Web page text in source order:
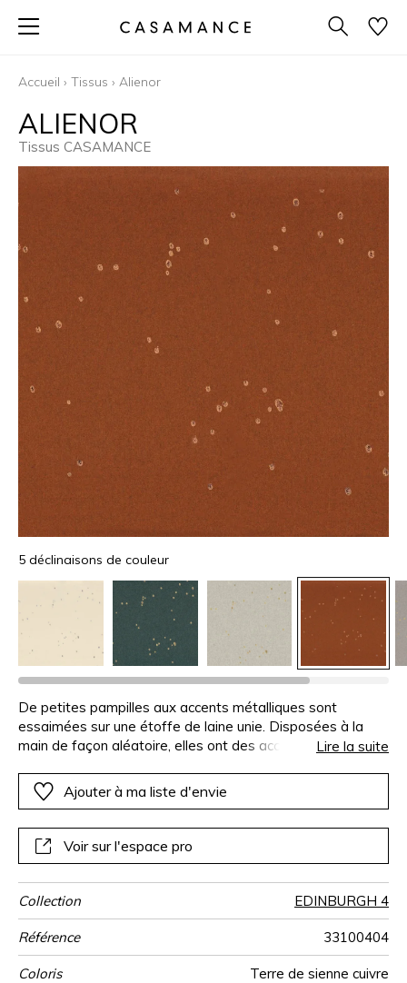
Accueil › Tissus › Alienor
ALIENOR
Tissus CASAMANCE
5 déclinaisons de couleur
De petites pampilles aux accents métalliques sont
essaimées sur une étoffe de laine unie. Disposées à la
main de façon aléatoire, elles ont des accents d’or clair, de
d’une pluie d’or, Aliénor convient à la confection de sièges,
de rideaux comme d’accessoires.
Lire la suite
Ajouter à ma liste d'envie
Voir sur l'espace pro
Collection EDINBURGH 4
Référence 33100404
Coloris Terre de sienne cuivre